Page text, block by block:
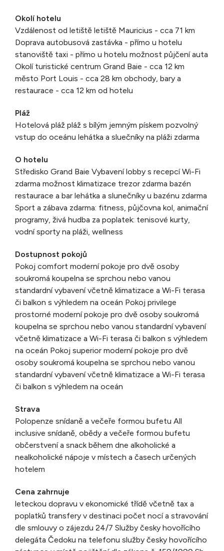
Okolí hotelu
Vzdálenost od letiště letiště Mauricius - cca 71 km
Doprava autobusová zastávka - přímo u hotelu
stanoviště taxi - přímo u hotelu možnost půjčení auta
Okolí turistické centrum Grand Baie - cca 12 km
město Port Louis - cca 28 km obchody, bary a
restaurace - cca 12 km od hotelu
Pláž
Hotelová pláž pláž s bílým jemným pískem pozvolný
vstup do oceánu lehátka a sluečníky na pláži zdarma
O hotelu
Středisko Grand Baie Vybavení lobby s recepcí Wi-Fi
zdarma možnost klimatizace trezor zdarma bazén
restaurace a bar lehátka a slunečníky u bazénu zdarma
Sport a zábava zdarma: fitness, půjčovna kol, animační
programy, živá hudba za poplatek: tenisové kurty,
vodní sporty na pláži, wellness
Dostupnost pokojů
Pokoj comfort moderní pokoje pro dvě osoby
soukromá koupelna se sprchou nebo vanou
standardní vybavení včetně klimatizace a Wi-Fi terasa
či balkon s výhledem na oceán Pokoj privilege
prostorné moderní pokoje pro dvě osoby soukromá
koupelna se sprchou nebo vanou standardní vybavení
včetně klimatizace a Wi-Fi terasa či balkon s výhledem
na oceán Pokoj superior moderní pokoje pro dvě
osoby soukromá koupelna se sprchou nebo vanou
standardní vybavení včetně klimatizace a Wi-Fi terasa
či balkon s výhledem na oceán
Strava
Polopenze snídaně a večeře formou bufetu All
inclusive snídaně, obědy a večeře formou bufetu
občerstvení a snack během dne alkoholické a
nealkoholické nápoje v místech a časech určených
hotelem
Cena zahrnuje
leteckou dopravu v ekonomické třídě včetně tax a
poplatků transfery v destinaci počet nocí a stravování
dle smlouvy o zájezdu 24/7 Služby česky hovořícího
delegáta Čedoku na telefonu služby česky hovořícího